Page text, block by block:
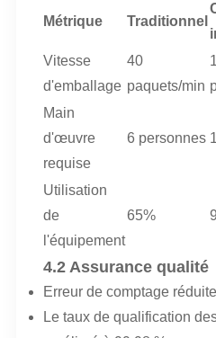
Métrique Traditionnel
Vitesse
d'emballage
40
paquets/min
Main
d'œuvre
requise
6 personnes
Utilisation
de
l'équipement
65%
4.2 Assurance qualité
Erreur de comptage
Le taux de qualification